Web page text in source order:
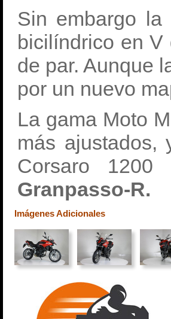
Sin embargo la
bicilíndrico en V
de par. Aunque
por un nuevo
La gama Moto
más ajustados,
Corsaro
Granpasso-R.
Imágenes Adicionales